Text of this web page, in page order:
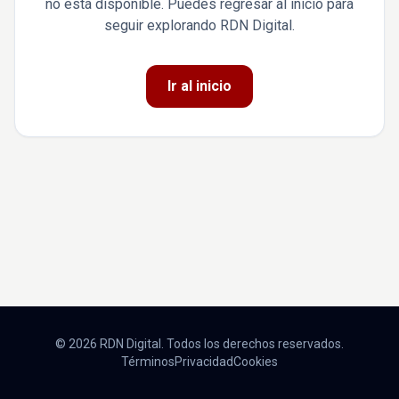
no está disponible. Puedes regresar al inicio para
seguir explorando RDN Digital.
Ir al inicio
© 2026 RDN Digital. Todos los derechos reservados.
TérminosPrivacidadCookies